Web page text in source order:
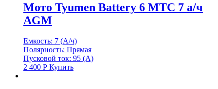
Мото Tyumen Battery 6 МТС 7 а/ч
AGM
Емкость: 7 (А/ч)
Полярность: Прямая
Пусковой ток: 95 (А)
2 400 Р Купить